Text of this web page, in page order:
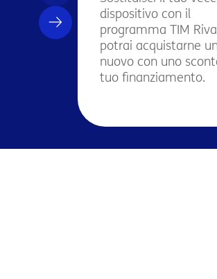
dispositivo con il
programma TIM
potrai acquistarne
nuovo con uno
tuo finanziamento.